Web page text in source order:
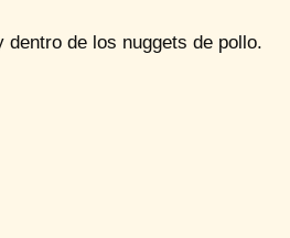
dentro de los nuggets de pollo.